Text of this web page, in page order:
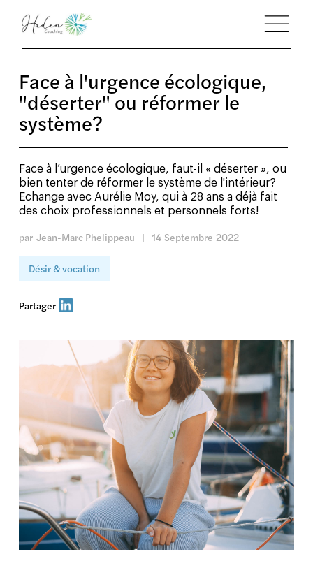
Face à l'urgence écologique,
"déserter" ou réformer le
système?
Face à l’urgence écologique, faut-il « déserter », ou
bien tenter de réformer le système de l'intérieur?
Echange avec Aurélie Moy, qui à 28 ans a déjà fait
des choix professionnels et personnels forts!
par Jean-Marc Phelippeau | 14 Septembre 2022
Désir & vocation
Partager